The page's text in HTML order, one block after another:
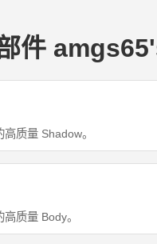
件
质量 Shadow。
质量 Body。